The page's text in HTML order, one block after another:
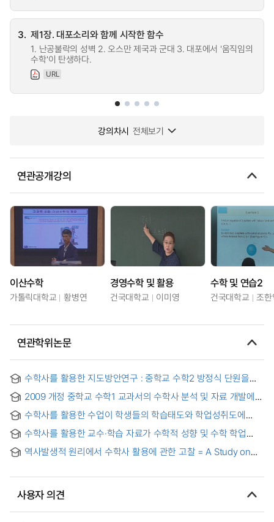
3. 제1장. 대포소리와 함께 시작한 함수
1. 난공불락의 성벽 2. 오스만 제국과 군대 3. 대포에서 '움직임의
수학'이 탄생하다.
URL
강의차시 전체보기
연관공개강의
이산수학
가톨릭대학교 황병연
경영수학 및 활용
건국대학교 이미영
수학 및 연습2
건국대학교 조
연관학위논문
수학사를 활용한 지도방안연구 : 중학교 수학2 방정식 단원을
중심으로
2009 개정 중학교 수학1 교과서의 수학사 분석 및 자료 개발에
대한 연구
수학사를 활용한 수업이 학생들의 학습태도와 학업성취도에
미치는 영향
수학사를 활용한 교수·학습 자료가 수학적 성향 및 수학 학업
성취도에미치는 영향 = The Effects of mathematical
materials using mathematical history on mathematical
역사발생적 원리에서 수학사 활용에 관한 고찰 = A Study on
Principle
사용자 의견